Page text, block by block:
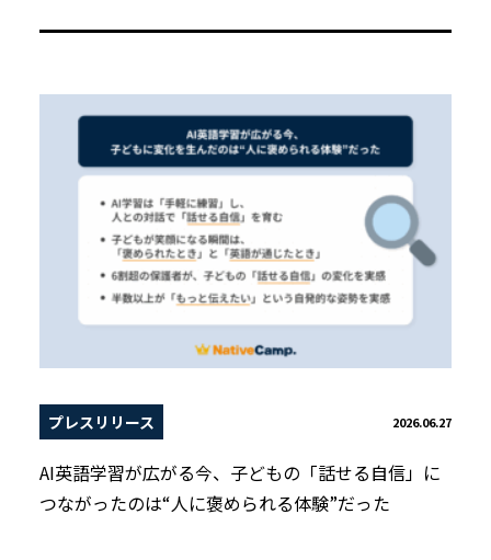
プレスリリース 2026.06.27
AI英語学習が広がる今、子どもの「話せる自信」に
つながったのは“人に褒められる体験”だった